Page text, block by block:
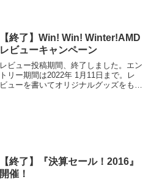
【終了】Win! Win! Winter!AMD
レビューキャンペーン
レビュー投稿期間、終了しました。エン
トリー期間は2022年 1月11日まで。レ
ビューを書いてオリジナルグッズをもら
【終了】『決算セール！2016』
開催！